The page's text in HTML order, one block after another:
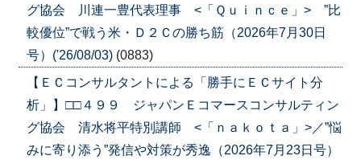
グ協会 川連一豊代表理事 <「Ｑｕｉｎｃｅ」> ”比
較優位”で戦う米・Ｄ２Ｃの勝ち筋（2026年7月30日
号）('26/08/03) (0883)
【ＥＣコンサルタントによる「勝手にＥＣサイト分
析」】□□４９９ ジャパンＥコマースコンサルティン
グ協会 清水将平特別講師 <「ｎａｋｏｔａ」>／”悩
みに寄り添う”発信や対策が秀逸（2026年7月23日号）